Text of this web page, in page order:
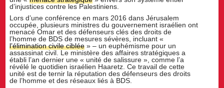
d’injustices contre les Palestiniens.
Lors d’une conférence en mars 2016 dans Jérusalem
occupée, plusieurs ministres du gouvernement israélien ont
menacé Omar et des défenseurs clés des droits de
l’homme de BDS de mesures sévères, incluant «
l’élimination civile ciblée » – un euphémisme pour un
assassinat civil. Le ministère des affaires stratégiques a
établi l’an dernier une « unité de salissure », comme l’a
révélé le quotidien israélien Haaretz. Ce travail de cette
unité est de ternir la réputation des défenseurs des droits
de l’homme et des réseaux liés à BDS.